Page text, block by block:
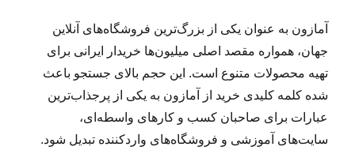
آمازون به عنوان یکی از بزرگ‌ترین فروشگاه‌های آنلاین
جهان، همواره مقصد اصلی میلیون‌ها خریدار ایرانی برای
تهیه محصولات متنوع است. این حجم بالای جستجو باعث
شده کلمه کلیدی خرید از آمازون به یکی از پرجذاب‌ترین
عبارات برای صاحبان کسب و کارهای واسطه‌ای،
سایت‌های آموزشی و فروشگاه‌های واردکننده تبدیل شود.